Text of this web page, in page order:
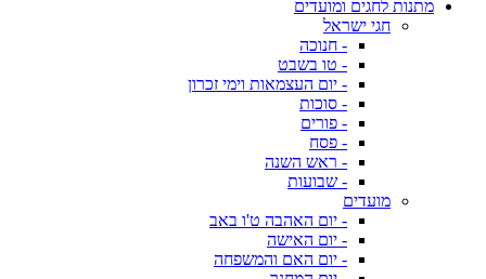
מתנות לחגים ומועדים
חגי ישראל
- חנוכה
- טו בשבט
- יום העצמאות וימי זכרון
- סוכות
- פורים
- פסח
- ראש השנה
- שבועות
מועדים
- יום האהבה ט'ו באב
- יום האישה
- יום האם והמשפחה